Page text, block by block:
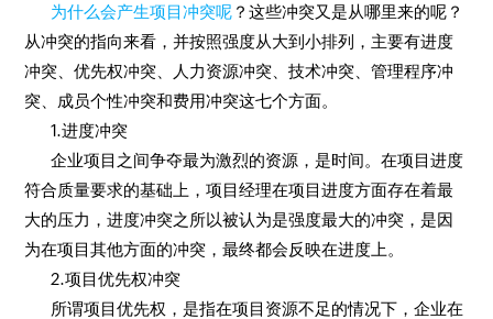
为什么会产生项目冲突呢 ？这些冲突又是从哪里来的呢？
从冲突的指向来看，并按照强度从大到小排列，主要有进度
冲突、优先权冲突、人力资源冲突、技术冲突、管理程序冲
突、成员个性冲突和费用冲突这七个方面。
1.进度冲突
企业项目之间争夺最为激烈的资源，是时间。在项目进度
符合质量要求的基础上，项目经理在项目进度方面存在着最
大的压力，进度冲突之所以被认为是强度最大的冲突，是因
为在项目其他方面的冲突，最终都会反映在进度上。
2.项目优先权冲突
所谓项目优先权，是指在项目资源不足的情况下，企业在